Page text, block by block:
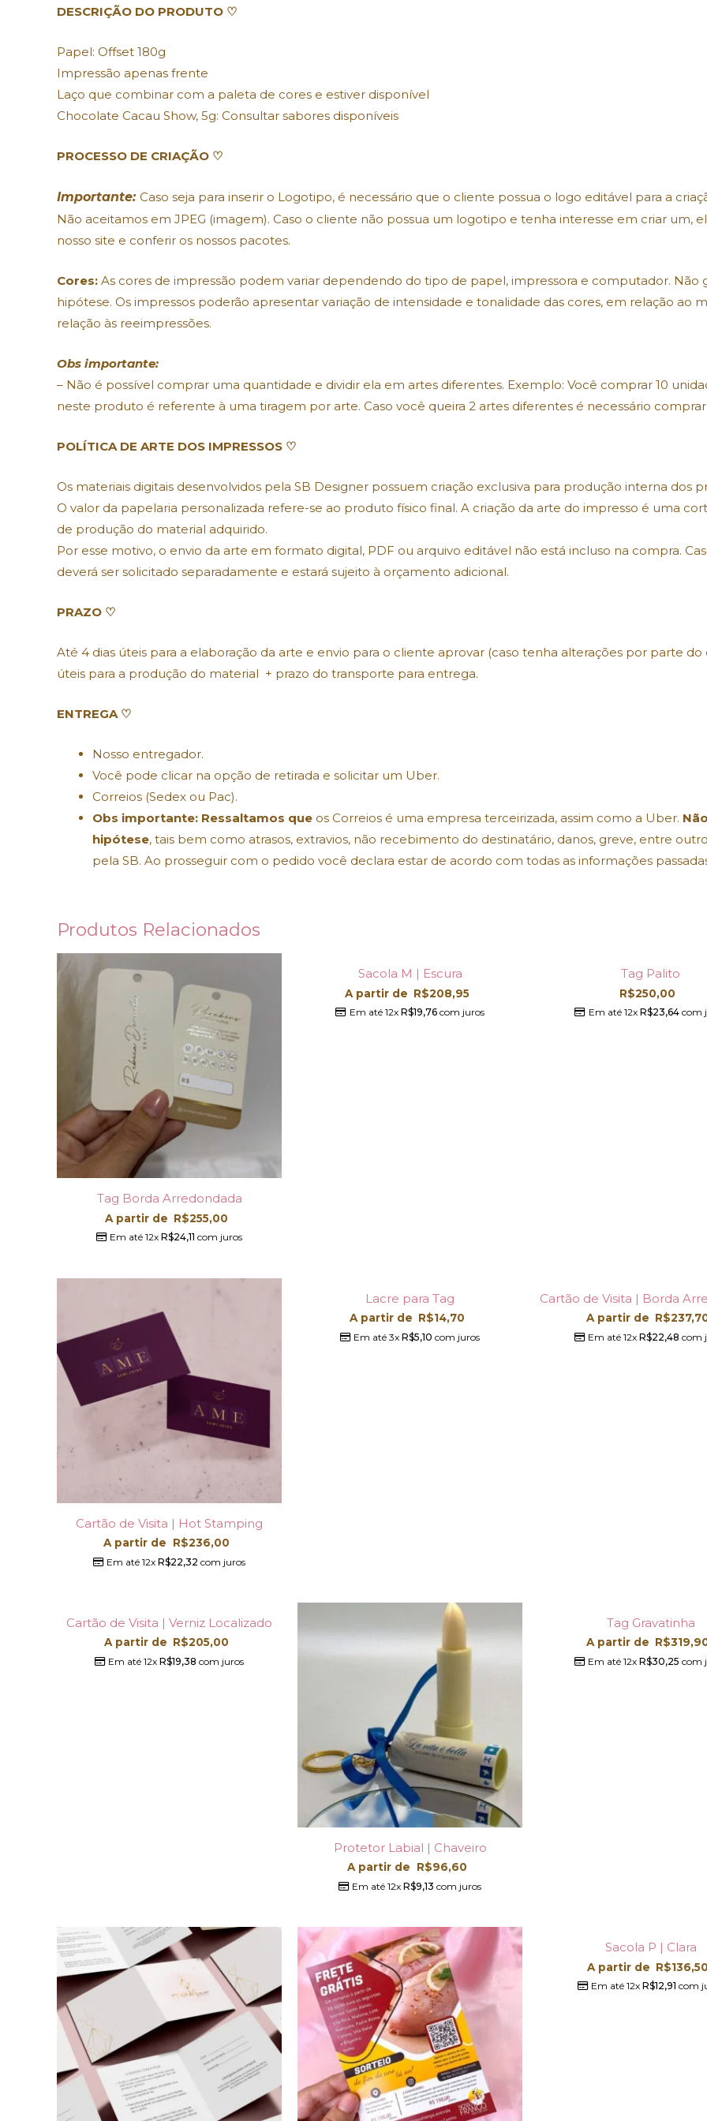
DESCRIÇÃO DO PRODUTO ♡
Papel: Offset 180g
Impressão apenas frente
Laço que combinar com a paleta de cores e estiver disponível
Chocolate Cacau Show, 5g: Consultar sabores disponíveis
PROCESSO DE CRIAÇÃO ♡
Importante: Caso seja para inserir o Logotipo, é necessário que o cliente possua o logo editável para a
Não aceitamos em JPEG (imagem). Caso o cliente não possua um logotipo e tenha interesse em criar um,
nosso site e conferir os nossos pacotes.
Cores: As cores de impressão podem variar dependendo do tipo de papel, impressora e computador.
hipótese. Os impressos poderão apresentar variação de intensidade e tonalidade das cores, em relação ao
relação às reeimpressões.
Obs importante:
– Não é possível comprar uma quantidade e dividir ela em artes diferentes. Exemplo: Você comprar 10
neste produto é referente à uma tiragem por arte. Caso você queira 2 artes diferentes é necessário comprar
POLÍTICA DE ARTE DOS IMPRESSOS ♡
Os materiais digitais desenvolvidos pela SB Designer possuem criação exclusiva para produção interna dos
O valor da papelaria personalizada refere-se ao produto físico final. A criação da arte do impresso é uma
de produção do material adquirido.
Por esse motivo, o envio da arte em formato digital, PDF ou arquivo editável não está incluso na compra.
deverá ser solicitado separadamente e estará sujeito à orçamento adicional.
PRAZO ♡
Até 4 dias úteis para a elaboração da arte e envio para o cliente aprovar (caso tenha alterações por parte
úteis para a produção do material + prazo do transporte para entrega.
ENTREGA ♡
Nosso entregador.
Você pode clicar na opção de retirada e solicitar um Uber.
Correios (Sedex ou Pac).
Obs importante: Ressaltamos que os Correios é uma empresa terceirizada, assim como a Uber.
hipótese, tais bem como atrasos, extravios, não recebimento do destinatário, danos, greve, entre
pela SB. Ao prosseguir com o pedido você declara estar de acordo com todas as informações
Produtos Relacionados
Tag Borda Arredondada
A partir de R$255,00
Em até 12xR$24,11 com juros
Sacola M | Escura
A partir de R$208,95
Em até 12x R$19,76com juros
Tag Palito
R$250,00
Em até 12x R$23,64com
Cartão de Visita | Hot Stamping
A partir de R$236,00
Em até 12xR$22,32 com juros
Lacre para Tag
A partir de R$14,70
Em até 3xR$5,10 com juros
Cartão de Visita | Borda
A partir de R$
Em até 12xR$22,48 com
Cartão de Visita | Verniz Localizado
A partir de R$205,00
Em até 12xR$19,38 com juros
Protetor Labial | Chaveiro
A partir de R$96,60
Em até 12xR$9,13 com juros
Tag Gravatinha
A partir de R$
Em até 12xR$30,25 com
Sacola P | Clara
A partir de R$136,50
Em até 12xR$12,91 com